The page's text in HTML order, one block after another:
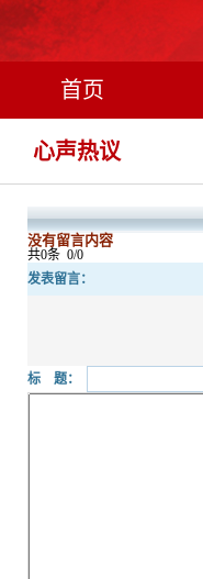
首页
心声热议
没有留言内容
共0条 0/0
发表留言：
标 题：